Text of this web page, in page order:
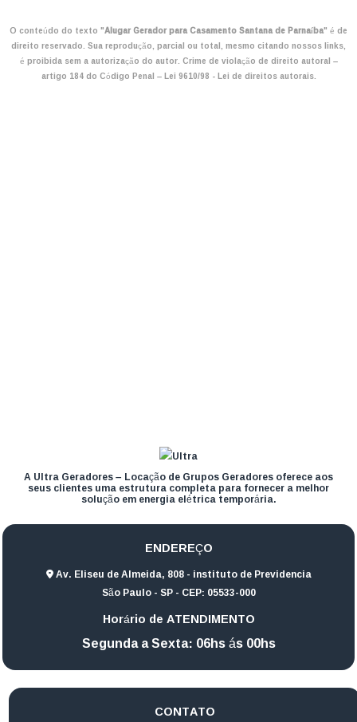
O conteúdo do texto "Alugar Gerador para Casamento Santana de Parnaíba" é de
direito reservado. Sua reprodução, parcial ou total, mesmo citando nossos links,
é proibida sem a autorização do autor. Crime de violação de direito autoral –
artigo 184 do Código Penal –Lei 9610/98 - Lei de direitos autorais.
A Ultra Geradores – Locação de Grupos Geradores oferece aos
seus clientes uma estrutura completa para fornecer a melhor
solução em energia elétrica temporária.
ENDEREÇO
Av. Eliseu de Almeida, 808 - instituto de Previdencia
São Paulo - SP - CEP: 05533-000
Horário de ATENDIMENTO
Segunda a Sexta: 06hs ás 00hs
CONTATO